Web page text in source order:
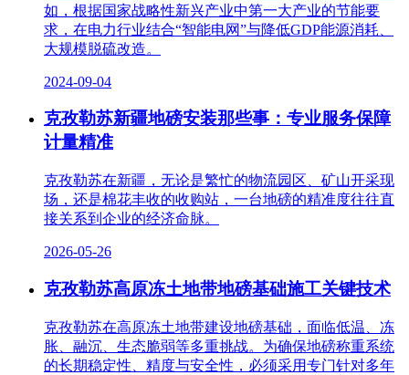
如，根据国家战略性新兴产业中第一大产业的节能要
求，在电力行业结合“智能电网”与降低GDP能源消耗、
大规模脱硫改造。
2024-09-04
克孜勒苏新疆地磅安装那些事：专业服务保障
计量精准
克孜勒苏在新疆，无论是繁忙的物流园区、矿山开采现
场，还是棉花丰收的收购站，一台地磅的精准度往往直
接关系到企业的经济命脉。
2026-05-26
克孜勒苏高原冻土地带地磅基础施工关键技术
克孜勒苏在高原冻土地带建设地磅基础，面临低温、冻
胀、融沉、生态脆弱等多重挑战。为确保地磅称重系统
的长期稳定性、精度与安全性，必须采用专门针对多年